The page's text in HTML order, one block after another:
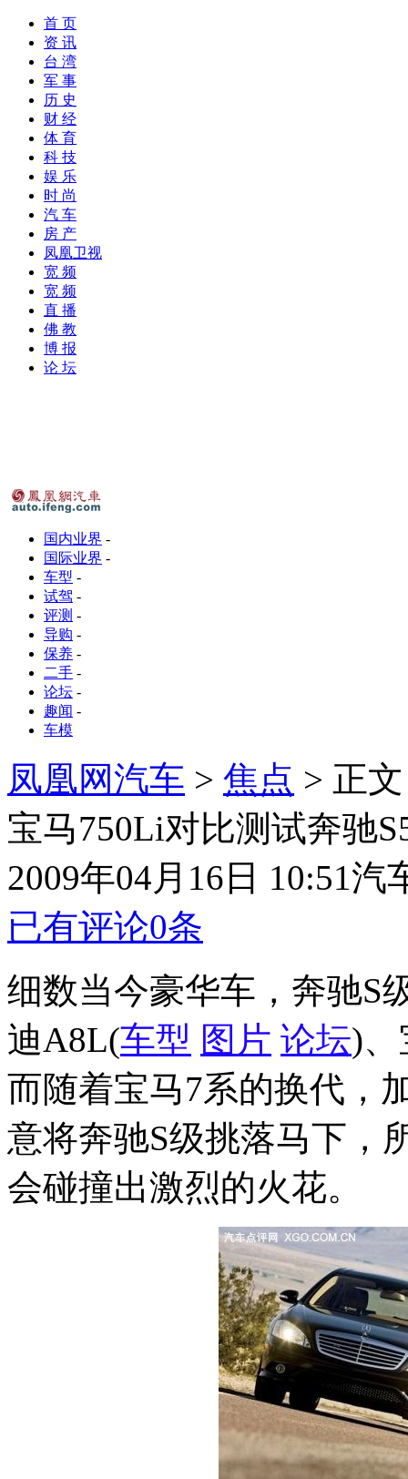
首 页
资 讯
台 湾
军 事
历 史
财 经
体 育
科 技
娱 乐
时 尚
汽 车
房 产
凤凰卫视
宽 频
宽 频
直 播
佛 教
博 报
论 坛
国内业界 -
国际业界 -
车型 -
试驾 -
评测 -
导购 -
保养 -
二手 -
论坛 -
趣闻 -
车模
凤凰网汽车 > 焦点 > 正文
宝马750Li对比测试奔驰
2009年04月16日 10:51汽
已有评论0条
细数当今豪华车，奔驰S
迪A8L(车型 图片 论坛)、
而随着宝马7系的换代，
意将奔驰S级挑落马下，
会碰撞出激烈的火花。